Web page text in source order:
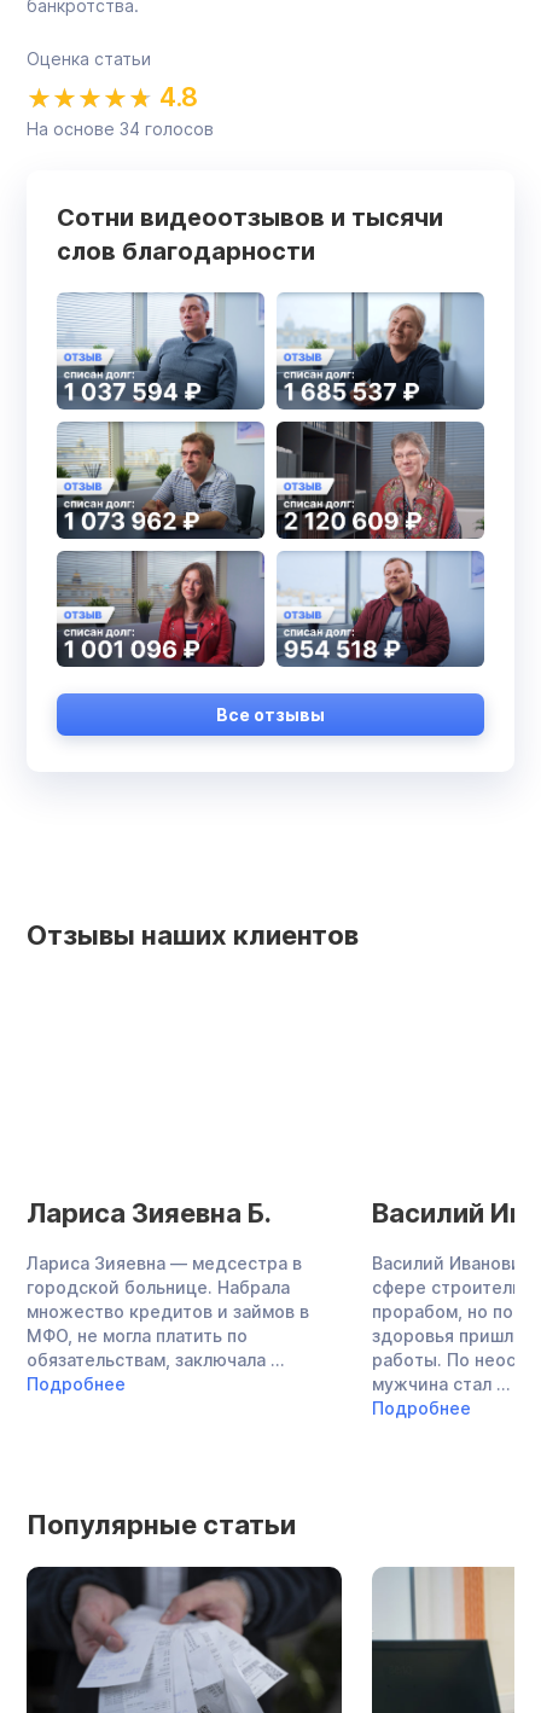
банкротства.
Оценка статьи
4.8
На основе 34 голосов
Сотни видеоотзывов и тысячи
слов благодарности
Все отзывы
Отзывы наших клиентов
Лариса Зияевна Б.
Лариса Зияевна — медсестра в
городской больнице. Набрала
множество кредитов и займов в
МФО, не могла платить по
обязательствам, заключала ...
Подробнее
Василий
Василий Иванович
сфере
прорабом, но по
здоровья
работы. По
мужчина стал ...
Подробнее
Популярные статьи